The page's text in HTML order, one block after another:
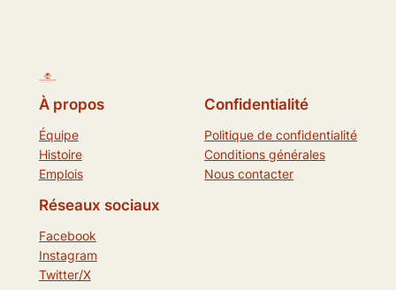
À propos
Équipe
Histoire
Emplois
Confidentialité
Politique de confidentialité
Conditions générales
Nous contacter
Réseaux sociaux
Facebook
Instagram
Twitter/X